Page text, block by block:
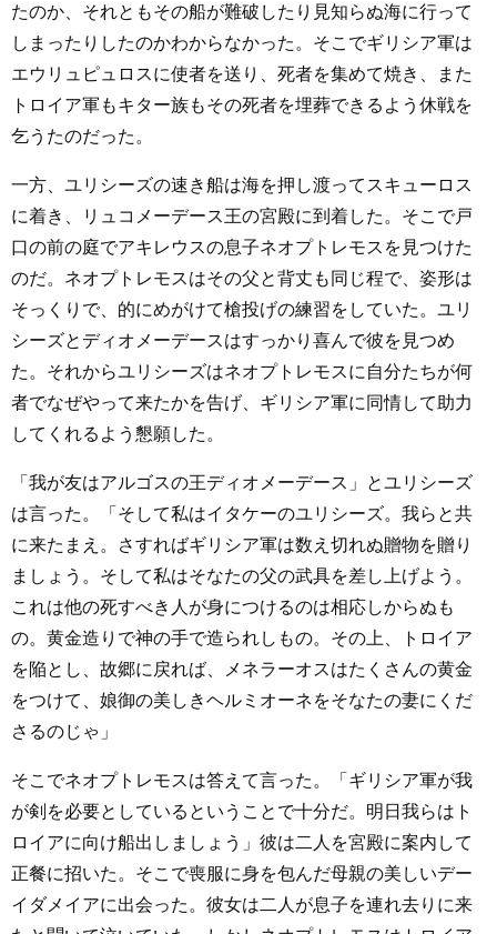
たのか、それともその船が難破したり見知らぬ海に行って
しまったりしたのかわからなかった。そこでギリシア軍は
エウリュピュロスに使者を送り、死者を集めて焼き、また
トロイア軍もキター族もその死者を埋葬できるよう休戦を
乞うたのだった。
一方、ユリシーズの速き船は海を押し渡ってスキューロス
に着き、リュコメーデース王の宮殿に到着した。そこで戸
口の前の庭でアキレウスの息子ネオプトレモスを見つけた
のだ。ネオプトレモスはその父と背丈も同じ程で、姿形は
そっくりで、的にめがけて槍投げの練習をしていた。ユリ
シーズとディオメーデースはすっかり喜んで彼を見つめ
た。それからユリシーズはネオプトレモスに自分たちが何
者でなぜやって来たかを告げ、ギリシア軍に同情して助力
してくれるよう懇願した。
「我が友はアルゴスの王ディオメーデース」とユリシーズ
は言った。「そして私はイタケーのユリシーズ。我らと共
に来たまえ。さすればギリシア軍は数え切れぬ贈物を贈り
ましょう。そして私はそなたの父の武具を差し上げよう。
これは他の死すべき人が身につけるのは相応しからぬも
の。黄金造りで神の手で造られしもの。その上、トロイア
を陥とし、故郷に戻れば、メネラーオスはたくさんの黄金
をつけて、娘御の美しきヘルミオーネをそなたの妻にくだ
さるのじゃ」
そこでネオプトレモスは答えて言った。「ギリシア軍が我
が剣を必要としているということで十分だ。明日我らはト
ロイアに向け船出しましょう」彼は二人を宮殿に案内して
正餐に招いた。そこで喪服に身を包んだ母親の美しいデー
イダメイアに出会った。彼女は二人が息子を連れ去りに来